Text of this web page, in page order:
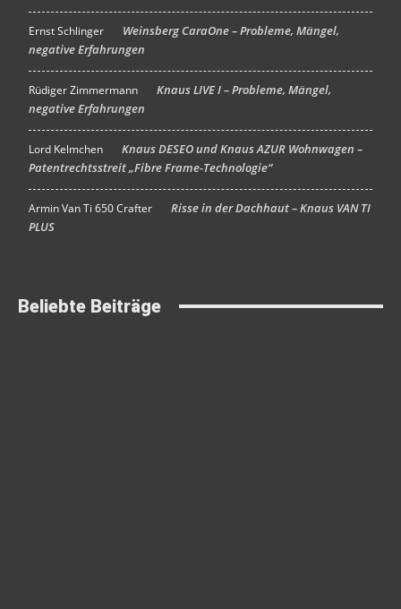
Ernst Schlinger
Weinsberg CaraOne – Probleme, Mängel,
negative Erfahrungen
Rüdiger Zimmermann
Knaus LIVE I – Probleme, Mängel,
negative Erfahrungen
Lord Kelmchen
Knaus DESEO und Knaus AZUR Wohnwagen –
Patentrechtsstreit „Fibre Frame-Technologie“
Armin Van Ti 650 Crafter
Risse in der Dachhaut – Knaus VAN TI
PLUS
Beliebte Beiträge